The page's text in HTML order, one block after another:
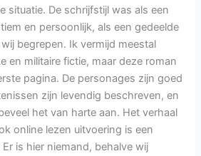
situatie. De schrijfstijl was als een
en persoonlijk, als een gedeelde
begrepen. Ik vermijd meestal
en militaire fictie, maar deze roman
pagina. De personages zijn goed
zijn levendig beschreven, en
het van harte aan. Het verhaal
online lezen uitvoering is een
is hier niemand, behalve wij